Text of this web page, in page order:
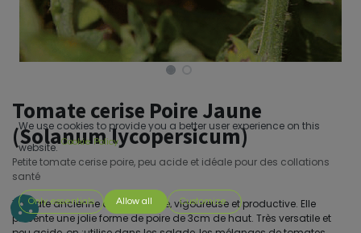
Tomate cerise Poire Jaune
(Solanum lycopersicum)
Petite tomate cerise poire, peu acide et idéale pour des collations
santé
Tomate ancienne de type cerise, vigoureuse et productive. Elle
présente une jolie forme de poire de 3cm de haut. Très versatile et
We use cookies to provide you a better user experience on this
website. Cookie Policy
Only essentials Allow all Customize